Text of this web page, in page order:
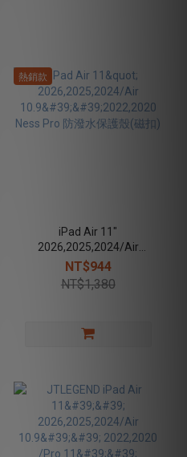
熱銷款
iPad Air 11"
2026,2025,2024/Air
10.9''2022,2020 Ness Pro
防潑水保護殼(磁扣)
NT$944
NT$1,380